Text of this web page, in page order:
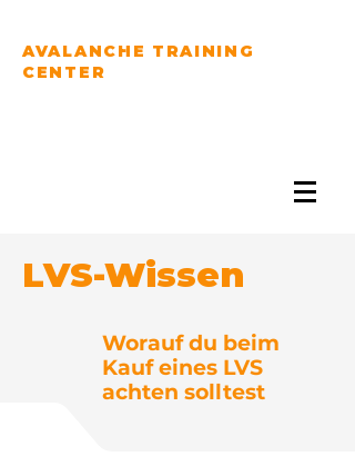
AVALANCHE TRAINING
CENTER
LVS-Wissen
Worauf du beim
Kauf eines LVS
achten solltest